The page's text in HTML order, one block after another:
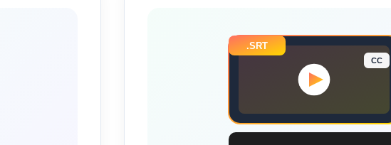
.SRT
CC